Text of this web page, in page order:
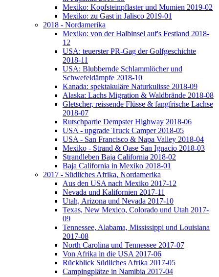
Mexiko: Kopfsteinpflaster und Mumien 2019-02
Mexiko: zu Gast in Jalisco 2019-01
2018 - Nordamerika
Mexiko: von der Halbinsel auf's Festland 2018-
12
USA: teuerster PR-Gag der Golfgeschichte
2018-11
USA: Blubbernde Schlammlöcher und
Schwefeldämpfe 2018-10
Kanada: spektakuläre Naturkulisse 2018-09
Alaska: Lachs Migration & Waldbrände 2018-08
Gletscher, reissende Flüsse & fangfrische Lachse
2018-07
Rutschpartie Dempster Highway 2018-06
USA - upgrade Truck Camper 2018-05
USA - San Francisco & Napa Valley 2018-04
Mexiko - Strand & Oase San Ignacio 2018-03
Strandleben Baja California 2018-02
Baja California in Mexiko 2018-01
2017 - Südliches Afrika, Nordamerika
Aus den USA nach Mexiko 2017-12
Nevada und Kalifornien 2017-11
Utah, Arizona und Nevada 2017-10
Texas, New Mexico, Colorado und Utah 2017-
09
Tennessee, Alabama, Mississippi und Louisiana
2017-08
North Carolina und Tennessee 2017-07
Von Afrika in die USA 2017-06
Rückblick Südliches Afrika 2017-05
Campingplätze in Namibia 2017-04